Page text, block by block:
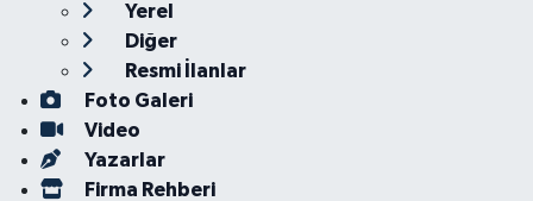
Yerel
Diğer
Resmi İlanlar
Foto Galeri
Video
Yazarlar
Firma Rehberi